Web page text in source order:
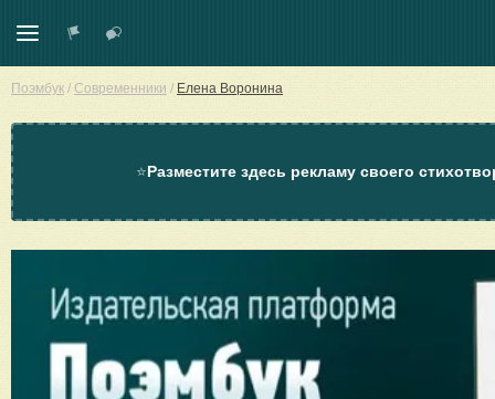
Поэмбук / Современники / Елена Воронина
⭐Разместите здесь рекламу своего